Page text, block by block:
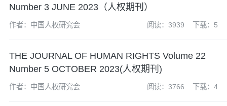
Number 3 JUNE 2023（人权期刊）
作者：中国人权研究会 阅读：3939 下载：5
THE JOURNAL OF HUMAN RIGHTS Volume 22
Number 5 OCTOBER 2023(人权期刊)
作者：中国人权研究会 阅读：3766 下载：4